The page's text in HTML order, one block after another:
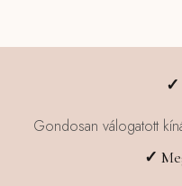
változatok
választhatók
✓
Gondosan válogatott
✓